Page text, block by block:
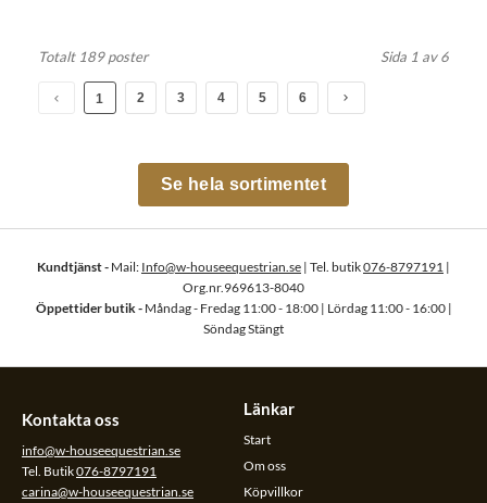
Totalt 189 poster Sida 1 av 6
1 2 3 4 5 6
Se hela sortimentet
Kundtjänst - Mail: Info@w-houseequestrian.se | Tel. butik076-8797191 |
Org.nr.969613-8040
Öppettider butik - Måndag - Fredag 11:00 - 18:00 | Lördag 11:00 - 16:00 |
Söndag Stängt
Kontakta oss
info@w-houseequestrian.se
Tel. Butik076-8797191
carina@w-houseequestrian.se
Länkar
Start
Om oss
Köpvillkor